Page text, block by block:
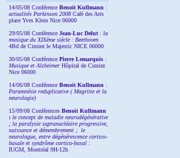
14/05/08 Conférence Benoit Kullmann :
actualités Parkinson 2008 Café des Arts
place Yves Klein Nice 06000
29/05/08 Conférence Jean-Luc Delut : la
musique du XIXème siècle : Beethoven
4Bd de Cimiez le Majestic NICE 06000
30/05/08 Conférence Pierre Lemarquis :
Musique et Alzheimer Hôpital de Cimiez
Nice 06000
14/06/08 Conférence Benoit Kullmann :
Paramnésie reduplicative ( Magritte et la
neurologie)
15/09/08 Conférences Benoit Kullmann
: le concept de maladie neurodégénérative
; la paralysie supranucléaire progressive,
naissance et démembrement ; le
neurologue, entre dégénérescence cortico-
basale et syndrôme cortico-basal :
IUGM, Montréal 9H-12h